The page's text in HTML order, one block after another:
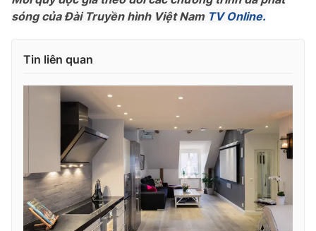
® Cấm sao chép dưới mọi hình thức nếu không có sự chấp
thông tin từ website này.
sóng của Đài Truyền hình Việt NamTV Online.
Tin liên quan